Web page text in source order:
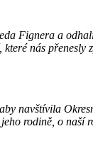
Fignera a
nás
navštívila
rodině, o naší